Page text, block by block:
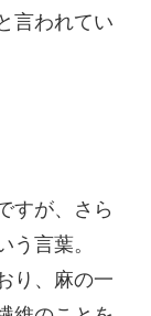
言われてい
すが、さら
う言葉。
り、麻の一